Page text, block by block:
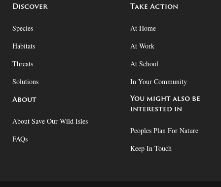
Discover
Species
Habitats
Threats
Solutions
Take Action
At Home
At Work
At School
In Your Community
About
About Save Our Wild Isles
FAQs
You might also be
interested in
Peoples Plan For Nature
Keep In Touch